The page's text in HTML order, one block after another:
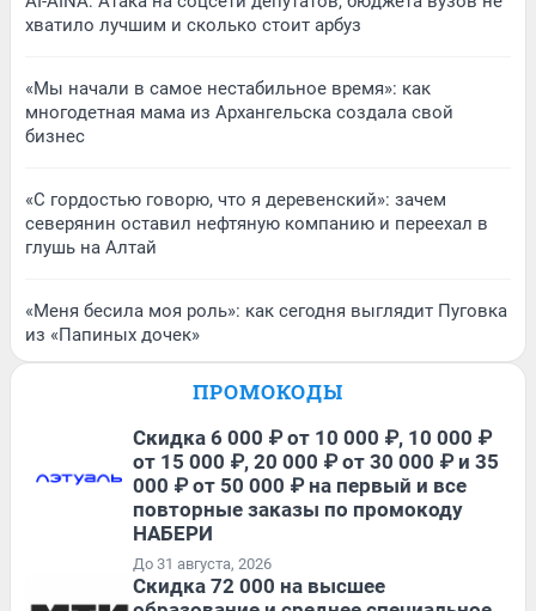
хватило лучшим и сколько стоит арбуз
«Мы начали в самое нестабильное время»: как
многодетная мама из Архангельска создала свой
бизнес
«С гордостью говорю, что я деревенский»: зачем
северянин оставил нефтяную компанию и переехал в
глушь на Алтай
«Меня бесила моя роль»: как сегодня выглядит Пуговка
из «Папиных дочек»
ПРОМОКОДЫ
Скидка 6 000 ₽ от 10 000 ₽, 10 000 ₽
от 15 000 ₽, 20 000 ₽ от 30 000 ₽ и 35
000 ₽ от 50 000 ₽ на первый и все
повторные заказы по промокоду
НАБЕРИ
До 31 августа, 2026
Скидка 72 000 на высшее